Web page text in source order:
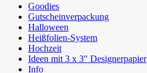
Goodies
Gutscheinverpackung
Halloween
Heißfolien-System
Hochzeit
Ideen mit 3 x 3" Designerpapier
Info